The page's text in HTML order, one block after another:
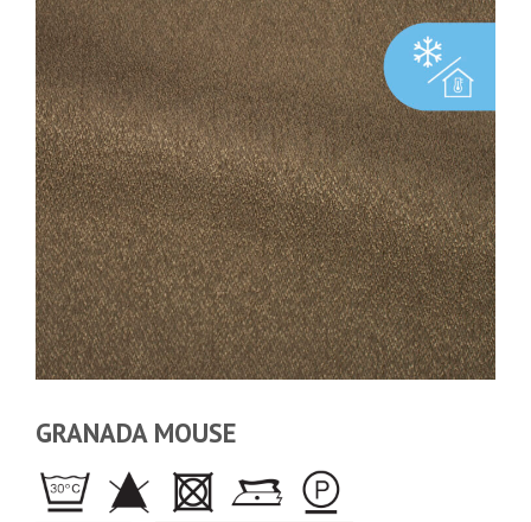
GRANADA MOUSE